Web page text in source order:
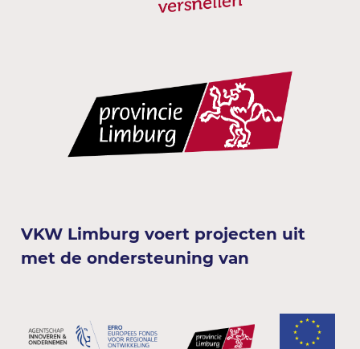
VKW Limburg voert projecten uit
met de ondersteuning van